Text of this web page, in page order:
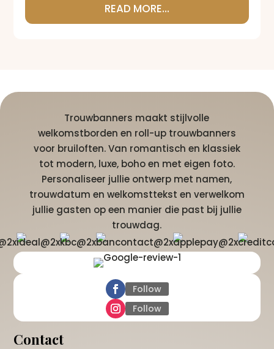
READ MORE...
Trouwbanners maakt stijlvolle
welkomstborden en roll-up trouwbanners
voor bruiloften. Van romantisch en klassiek
tot modern, luxe, boho en met eigen foto.
Personaliseer jullie ontwerp met namen,
trouwdatum en welkomsttekst en verwelkom
jullie gasten op een manier die past bij jullie
trouwdag.
Follow
Follow
Contact